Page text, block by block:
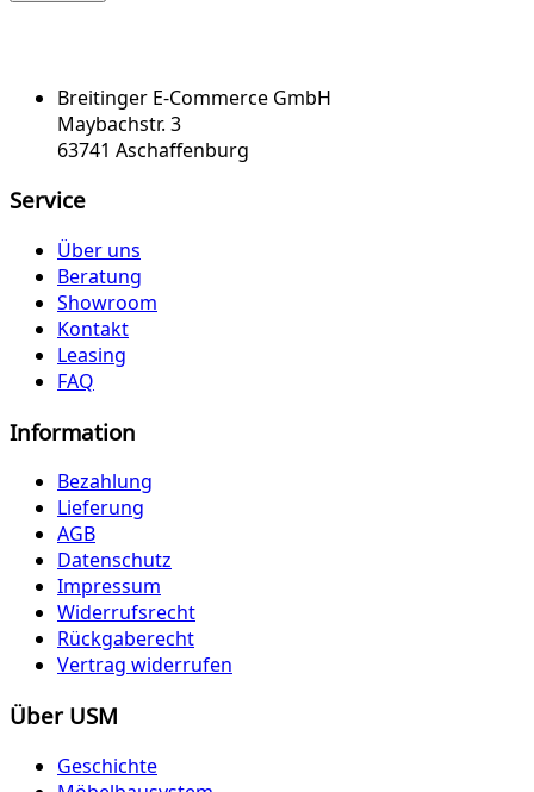
Breitinger E-Commerce GmbH
Maybachstr. 3
63741 Aschaffenburg
Service
Über uns
Beratung
Showroom
Kontakt
Leasing
FAQ
Information
Bezahlung
Lieferung
AGB
Datenschutz
Impressum
Widerrufsrecht
Rückgaberecht
Vertrag widerrufen
Über USM
Geschichte